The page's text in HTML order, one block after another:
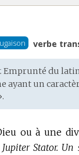
verbe
Emprunté du
ayant un
ou à une
Stator. Un